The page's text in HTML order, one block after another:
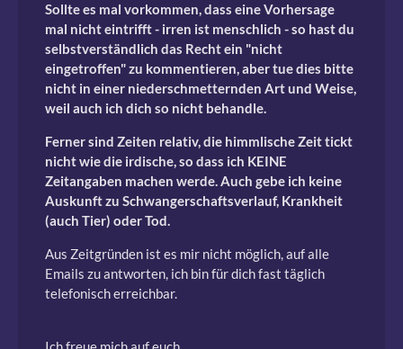
Sollte es mal vorkommen, dass eine Vorhersage
mal nicht eintrifft - irren ist menschlich - so hast du
selbstverständlich das Recht ein "nicht
eingetroffen" zu kommentieren, aber tue dies bitte
nicht in einer niederschmetternden Art und Weise,
weil auch ich dich so nicht behandle.
Ferner sind Zeiten relativ, die himmlische Zeit tickt
nicht wie die irdische, so dass ich KEINE
Zeitangaben machen werde. Auch gebe ich keine
Auskunft zu Schwangerschaftsverlauf, Krankheit
(auch Tier) oder Tod.
Aus Zeitgründen ist es mir nicht möglich, auf alle
Emails zu antworten, ich bin für dich fast täglich
telefonisch erreichbar.